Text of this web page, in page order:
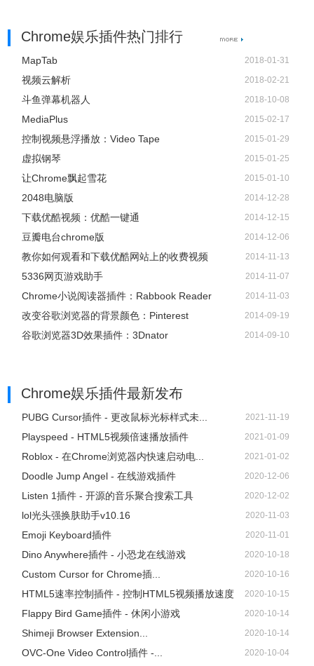
Chrome娱乐插件热门排行
MapTab 2018-01-31
视频云解析 2018-02-21
斗鱼弹幕机器人 2018-10-08
MediaPlus 2015-02-17
控制视频悬浮播放：Video Tape 2015-01-29
虚拟钢琴 2015-01-25
让Chrome飘起雪花 2015-01-10
2048电脑版 2014-12-28
下载优酷视频：优酷一键通 2014-12-15
豆瓣电台chrome版 2014-12-06
教你如何观看和下载优酷网站上的收费视频 2014-11-13
5336网页游戏助手 2014-11-07
Chrome小说阅读器插件：Rabbook Reader 2014-11-03
改变谷歌浏览器的背景颜色：Pinterest 2014-09-19
谷歌浏览器3D效果插件：3Dnator 2014-09-10
Chrome娱乐插件最新发布
PUBG Cursor插件 - 更改鼠标光标样式未... 2021-11-19
Playspeed - HTML5视频倍速播放插件 2021-01-09
Roblox - 在Chrome浏览器内快速启动电... 2021-01-02
Doodle Jump Angel - 在线游戏插件 2020-12-06
Listen 1插件 - 开源的音乐聚合搜索工具 2020-12-02
lol光头强换肤助手v10.16 2020-11-03
Emoji Keyboard插件 2020-11-01
Dino Anywhere插件 - 小恐龙在线游戏 2020-10-18
Custom Cursor for Chrome插... 2020-10-16
HTML5速率控制插件 - 控制HTML5视频播放速度 2020-10-15
Flappy Bird Game插件 - 休闲小游戏 2020-10-14
Shimeji Browser Extension... 2020-10-14
OVC-One Video Control插件 -... 2020-10-04